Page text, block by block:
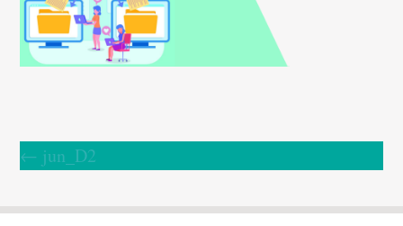
← jun_D2